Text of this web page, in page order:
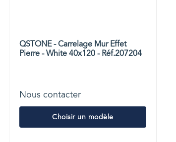
QSTONE - Carrelage Mur Effet
Pierre - White 40x120 - Réf.207204
Nous contacter
Choisir un modèle